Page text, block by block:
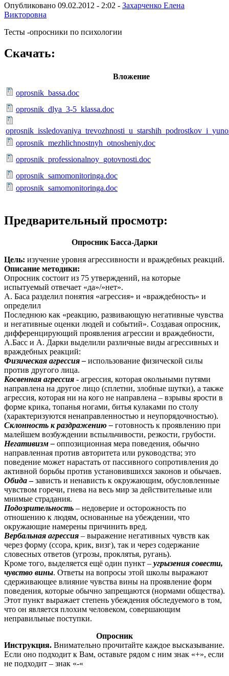
Опубликовано 09.02.2012 - 2:02 - Захарченко Елена
Викторовна
Тесты -опросники по психологии
Скачать:
Вложение
oprosnik_bassa.doc
oprosnik_dlya_3-5_klassa.doc
oprosnik_mezhlichnostnyh_otnosheniy.doc
oprosnik_professionalnoy_gotovnosti.doc
oprosnik_samomonitoringa.doc
oprosnik_samomonitoringa.doc
Предварительный просмотр:
Опросник Басса-Дарки
Цель: изучение уровня агрессивности и враждебных реакций.
Описание методики:
Опросник состоит из 75 утверждений, на которые
испытуемый отвечает «да»/»нет».
А. Баса разделил понятия «агрессия» и «враждебность» и
определил
Последнюю как «реакцию, развивающую негативные чувства
и негативные оценки людей и событий». Создавая опросник,
дифференцирующий проявления агрессии и враждебности,
А.Басс и А. Дарки выделили различные виды агрессивных и
враждебных реакций:
Физическая агрессия – использование физической силы
против другого лица.
Косвенная агрессия - агрессия, которая окольными путями
направлена на другое лицо (сплетни, злобные шутки), а также
агрессия, которая ни на кого не направлена – взрывы ярости в
форме крика, топанья ногами, битья кулаками по столу
(характеризуются ненаправленностью и неупорядочностью).
Склонность к раздражению – готовность к проявлению при
малейшем возбуждении вспыльчивости, резкости, грубости.
Негативизм – оппозиционная мера поведения, обычно
направленная против авторитета или руководства; это
поведение может нарастать от пассивного сопротивления до
активной борьбы против установившихся законов и обычаев.
Обида–зависть и ненависть к окружающим, обусловленные
чувством горечи, гнева на весь мир за действительные или
мнимые страдания.
Подозрительность – недоверие и осторожность по
отношению к людям, основанные на убеждении, что
окружающие намерены причинить вред.
Вербальная агрессия – выражение негативных чувств как
через форму (ссора, крик, визг), так и через содержание
словесных ответов (угрозы, проклятья, ругань).
Кроме того, выделяется ещё один пункт – угрызения совести,
чувство вины. Ответы на вопросы этой школы выражают
сдерживающее влияние чувства вины на проявление форм
поведения, которые обычно запрещаются (нормами общества).
Этот пункт выражает степень убеждения обследуемого в том,
что он является плохим человеком, совершающим
неправильные поступки.
Опросник
Инструкция. Внимательно прочитайте каждое высказывание.
Если оно подходит к Вам, оставьте рядом с ним знак «+», если
не подходит – знак «-«